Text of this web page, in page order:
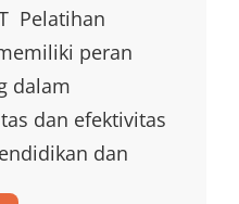
Pelatihan
peran
dalam
dan efektivitas
dan